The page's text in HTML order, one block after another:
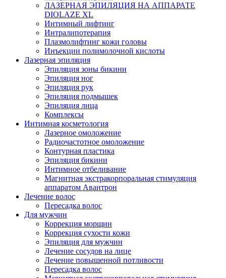
ЛАЗЕРНАЯ ЭПИЛЯЦИЯ НА АППАРАТЕ
DIOLAZE XL
Интимный лифтинг
Интралипотерапия
Плазмолифтинг кожи головы
Инъекции полимолочной кислоты
Лазерная эпиляция
Эпиляция зоны бикини
Эпиляция ног
Эпиляция рук
Эпиляция подмышек
Эпиляция лица
Комплексы
Интимная косметология
Лазерное омоложение
Радиочастотное омоложение
Контурная пластика
Эпиляция бикини
Интимное отбеливание
Магнитная экстракорпоральная стимуляция
аппаратом Авантрон
Лечение волос
Пересадка волос
Для мужчин
Коррекция морщин
Коррекция сухости кожи
Эпиляция для мужчин
Лечение сосудов на лице
Лечение повышенной потливости
Пересадка волос